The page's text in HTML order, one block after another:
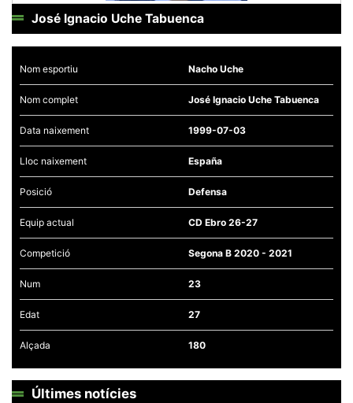
José Ignacio Uche Tabuenca
Nom esportiu Nacho Uche
Nom complet José Ignacio Uche Tabuenca
Data naixement 1999-07-03
Lloc naixement España
Posició Defensa
Equip actual CD Ebro 26-27
Competició Segona B 2020 - 2021
Num 23
Edat 27
Alçada 180
Últimes notícies
Necessàries
Aquestes
cookies no
són
necessàries
per al
funcionament
Estadístiques
estadístiques
del lloc web
per a millorar
i la seva
estructura.